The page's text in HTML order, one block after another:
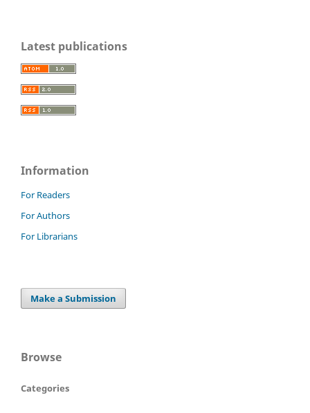
Latest publications
Information
For Readers
For Authors
For Librarians
Make a Submission
Browse
Categories